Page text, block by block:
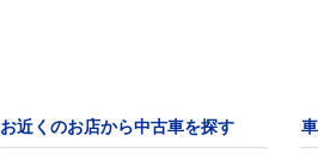
お近くのお店から中古車を探す